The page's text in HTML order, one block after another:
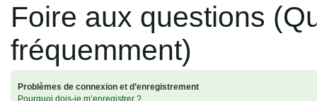
Foire aux questions
fréquemment)
Problèmes de connexion et d’enregistrement
Pourquoi dois-je m’enregistrer ?